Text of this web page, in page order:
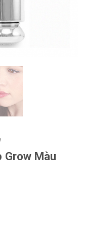
Màu